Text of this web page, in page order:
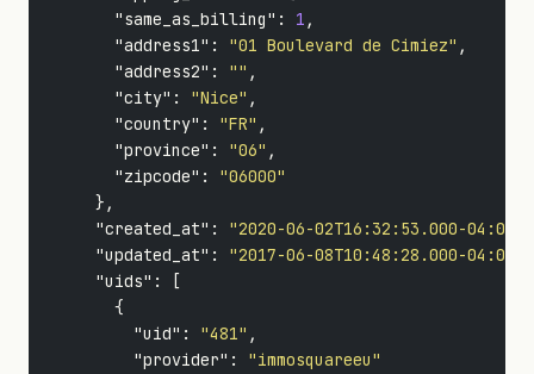
"same_as_billing" : 1 ,
"address1" : "01 Boulevard de Cimiez" ,
"address2" : "" ,
"city" : "Nice" ,
"country" : "FR" ,
"province" : "06" ,
"zipcode" :
"06000"
},
"created_at" : "2020-06-02T16:32:53.000-04:00"
"updated_at" : "2017-06-08T10:48:28.000-04:00"
"uids" :
[
{
"uid" : "481" ,
"provider" :
"immosquareeu"